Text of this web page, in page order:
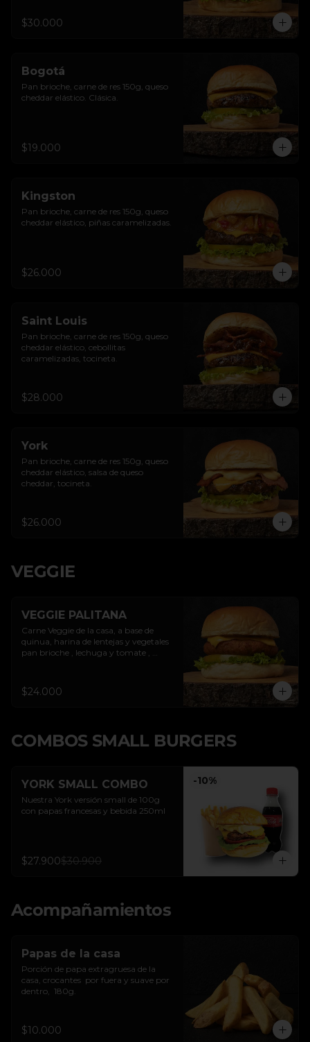
$30.000
Bogotá
Pan brioche, carne de res 150g, queso
cheddar elástico. Clásica.
$19.000
Kingston
Pan brioche, carne de res 150g, queso
cheddar elástico, piñas caramelizadas.
$26.000
Saint Louis
Pan brioche, carne de res 150g, queso
cheddar elástico, cebollitas
caramelizadas, tocineta.
$28.000
York
Pan brioche, carne de res 150g, queso
cheddar elástico, salsa de queso
cheddar, tocineta.
$26.000
VEGGIE
VEGGIE PALITANA
Carne Veggie de la casa, a base de
quinua, harina de lentejas y vegetales
pan brioche , lechuga y tomate ,
cebollitas caramelizadas- Piñas
artesanales)
$24.000
COMBOS SMALL BURGERS
-10%
YORK SMALL COMBO
Nuestra York versión small de 100g
con papas francesas y bebida 250ml
$27.900$30.900
Acompañamientos
Papas de la casa
Porción de papa extragruesa de la
casa, crocantes  por fuera y suave por
dentro,  180g.
$10.000